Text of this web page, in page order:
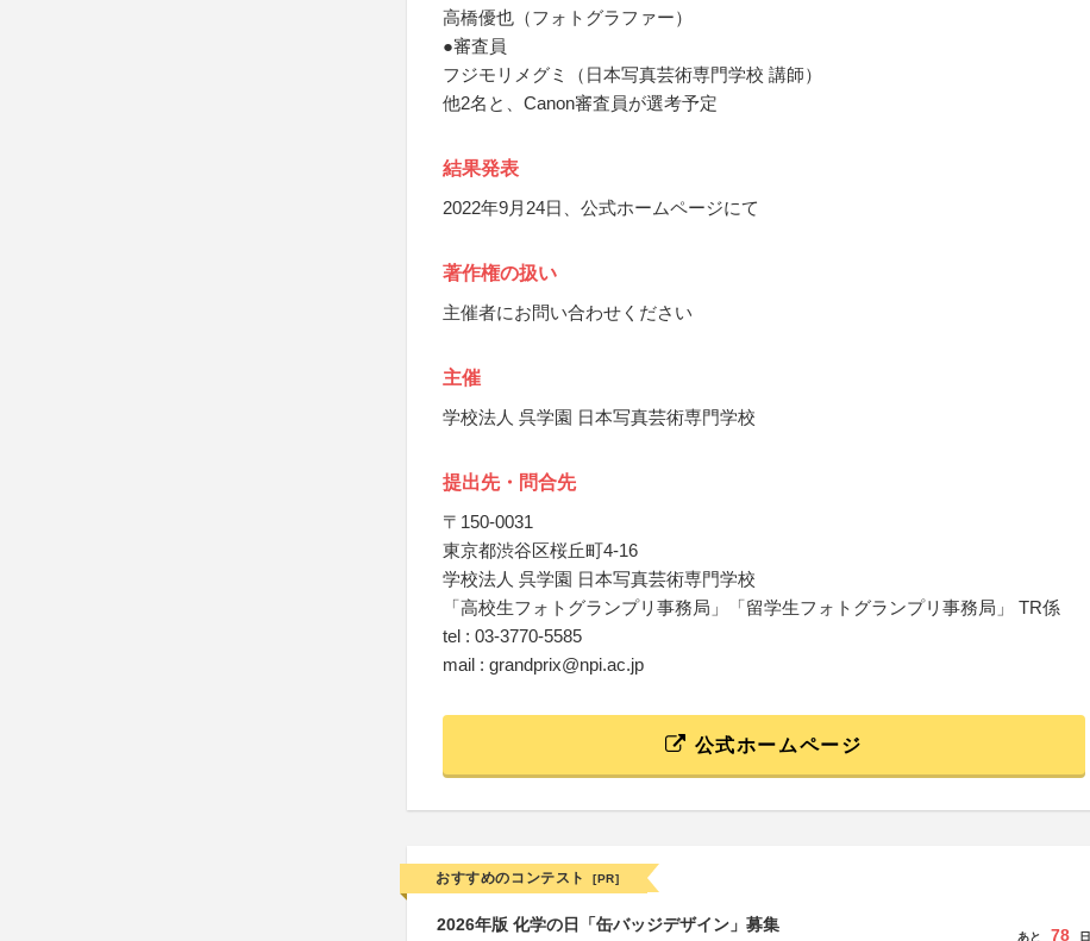
高橋優也（フォトグラファー）
●審査員
フジモリメグミ（日本写真芸術専門学校 講師）
他2名と、Canon審査員が選考予定
結果発表
2022年9月24日、公式ホームページにて
著作権の扱い
主催者にお問い合わせください
主催
学校法人 呉学園 日本写真芸術専門学校
提出先・問合先
〒150-0031
東京都渋谷区桜丘町4-16
学校法人 呉学園 日本写真芸術専門学校
「高校生フォトグランプリ事務局」「留学生フォトグランプリ事務局」 TR係
tel : 03-3770-5585
mail : grandprix@npi.ac.jp
公式ホームページ
おすすめのコンテスト [PR]
2026年版 化学の日「缶バッジデザイン」募集
あと 78 日